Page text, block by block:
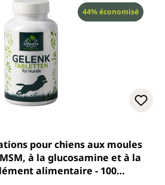
Réduction
44% économisé
sur 5 étoiles
chiens aux moules
à la glucosamine et à la